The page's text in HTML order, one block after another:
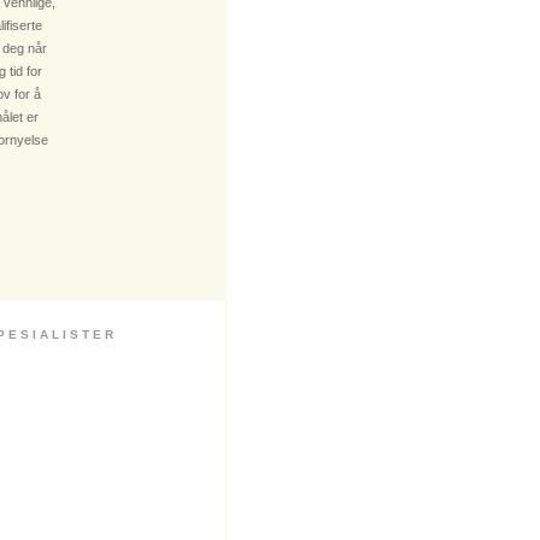
når
tid for
for å
er
S I A L I S T E R